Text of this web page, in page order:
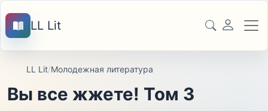
LL Lit
LL Lit/Молодежная литература
Вы все жжете! Том 3